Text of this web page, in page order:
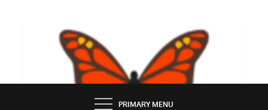
BUTTERFLY CHARM
PRIMARY MENU